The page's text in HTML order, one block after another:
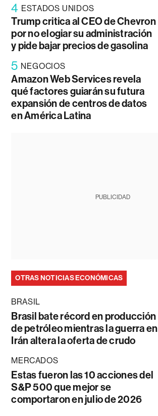
4 ESTADOS UNIDOS
Trump critica al CEO de Chevron
por no elogiar su administración
y pide bajar precios de gasolina
5 NEGOCIOS
Amazon Web Services revela
qué factores guiarán su futura
expansión de centros de datos
en América Latina
PUBLICIDAD
OTRAS NOTICIAS ECONÓMICAS
BRASIL
Brasil bate récord en producción
de petróleo mientras la guerra en
Irán altera la oferta de crudo
MERCADOS
Estas fueron las 10 acciones del
S&P 500 que mejor se
comportaron en julio de 2026